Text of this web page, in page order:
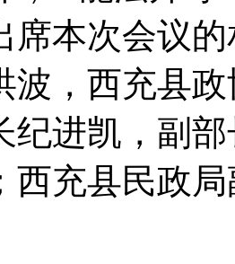
次会议的
波，西充县
纪进凯，副
西充县民政